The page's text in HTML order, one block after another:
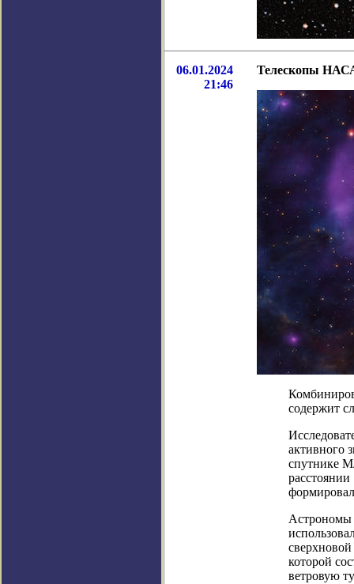
06.01.2024
21:46
Телескопы НАСА
содержит
активного
спутнике
Астрономы
которой
ветровую